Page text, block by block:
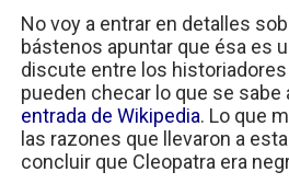
No voy a entrar en detalles
bástenos apuntar que ésa es
discute entre los
pueden checar lo que se sabe
entrada de Wikipedia. Lo que
las razones que llevaron a
concluir que Cleopatra era